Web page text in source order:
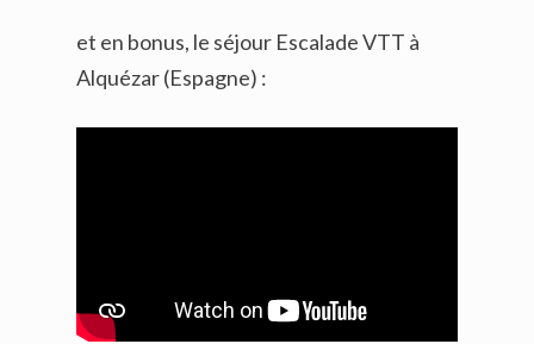
et en bonus, le séjour Escalade VTT à
Alquézar (Espagne) :